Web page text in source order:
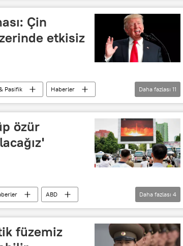
Çin
etkisiz
Pasifik
Haberler
Çin
Kuzey Kore
Daha fazlası 11
özür
ABD
ICBM
Daha fazlası 4
füzemiz